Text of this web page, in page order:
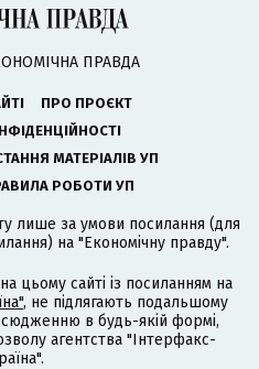
ПРАВДА
ПРО ПРОЄКТ
МАТЕРІАЛІВ УП
РОБОТИ УП
лише за умови посилання (для
на "Економічну правду".
цьому сайті із посиланням на
, не підлягають подальшому
в будь-якій формі,
агентства "Інтерфакс-